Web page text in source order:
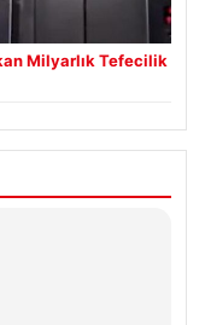
Milyarlık Tefecilik